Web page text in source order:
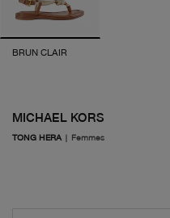
BRUN CLAIR
MICHAEL KORS
TONG HERA | Femmes